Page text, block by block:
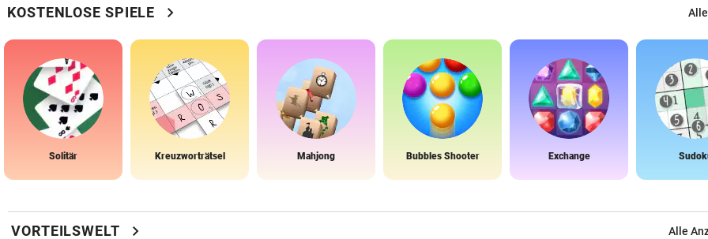
KOSTENLOSE SPIELE chevron_right
Solitär Kreuzworträtsel Mahjong Bubbles Shooter Exchange
VORTEILSWELT chevron_right Alle